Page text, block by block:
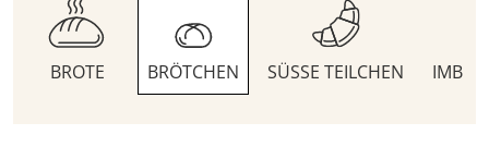
BROTE BRÖTCHEN SÜSSE TEILCHEN